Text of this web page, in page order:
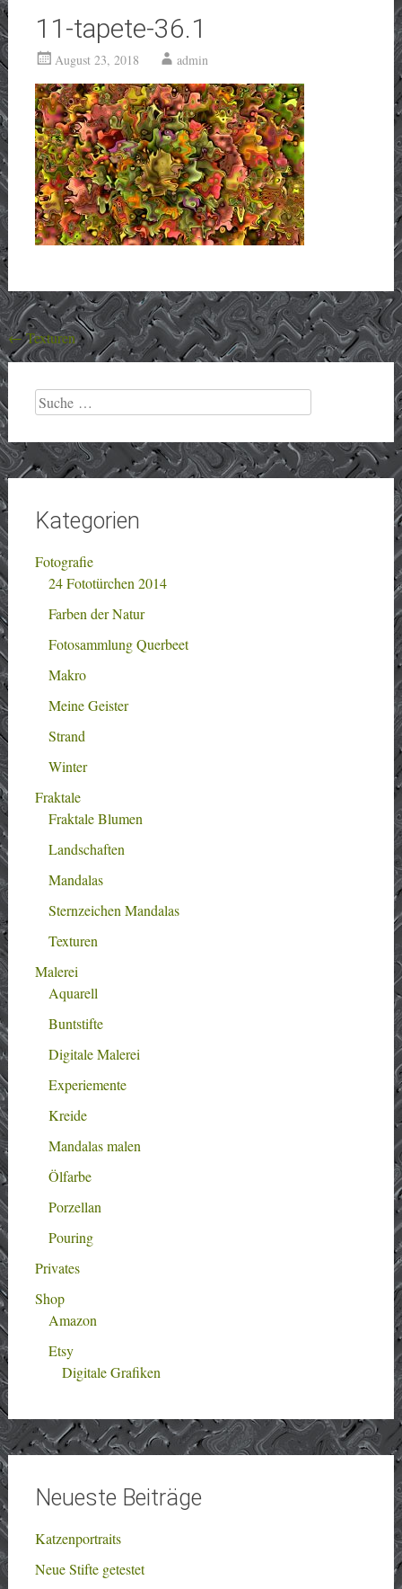
11-tapete-36.1
August 23, 2018 admin
Beitragsnavigation
←Texturen
Suche
nach:
Kategorien
Fotografie
24 Fototürchen 2014
Farben der Natur
Fotosammlung Querbeet
Makro
Meine Geister
Strand
Winter
Fraktale
Fraktale Blumen
Landschaften
Mandalas
Sternzeichen Mandalas
Texturen
Malerei
Aquarell
Buntstifte
Digitale Malerei
Experiemente
Kreide
Mandalas malen
Ölfarbe
Porzellan
Pouring
Privates
Shop
Amazon
Etsy
Digitale Grafiken
Neueste Beiträge
Katzenportraits
Neue Stifte getestet